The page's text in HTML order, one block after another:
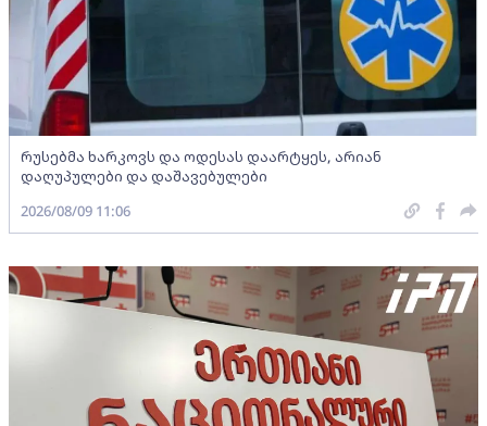
რუსებმა ხარკოვს და ოდესას დაარტყეს, არიან
დაღუპულები და დაშავებულები
2026/08/09 11:06